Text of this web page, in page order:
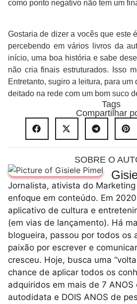
como ponto negativo não tem um
Gostaria de dizer a vocês que este
percebendo em vários livros da
início, uma boa história e sabe
não cria finais estruturados. Isso
Entretanto, sugiro a leitura, para um
deitado na rede com um bom suco
Tags
Compartilhar
SOBRE O
Jornalista, ativista do
enfoque em conteúdo. Em
aplicativo de cultura e
(em vias de lançamento). Há
blogueira, passou por todos os
paixão por escrever e
cresceu. Hoje, busca uma
chance de aplicar todos os
adquiridos em mais de 7 ANOS
autodidata e DOIS ANOS de